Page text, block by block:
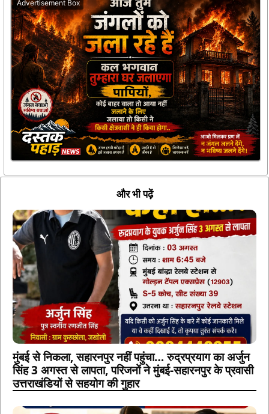
Advertisement Box
और भी पढ़ें
मुंबई से निकला, सहारनपुर नहीं पहुंचा… रुद्रप्रयाग का अर्जुन
सिंह 3 अगस्त से लापता, परिजनों ने मुंबई-सहारनपुर के प्रवासी
उत्तराखंडियों से सहयोग की गुहार